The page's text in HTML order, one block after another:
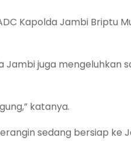
Kapolda Jambi Briptu
Jambi juga mengeluhkan
katanya.
sedang bersiap ke